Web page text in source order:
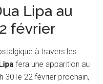
Lipa au
février
à travers les
fera une apparition au
30 le 22 février prochain,